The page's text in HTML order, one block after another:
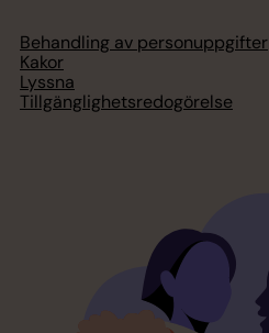
Behandling av personuppgifter
Kakor
Lyssna
Tillgänglighetsredogörelse